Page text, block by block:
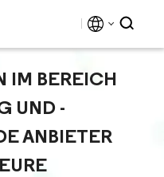
IM BEREICH
UND -
ANBIETER